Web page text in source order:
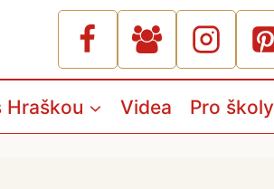
Hraškou Videa Pro školy